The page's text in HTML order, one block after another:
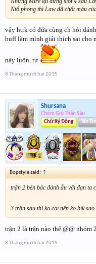
Ntố phong thì Law đã chốt máu
vậy htrk có đứa cùng ch hỏi
buff làm mình giải thích sai cho
này luôn, tự
8 Tháng mười hai 2015
Shursana
Chém Gió Thần Sầu
Chữ Ký Động
Tân
Bopstyle said: ↑
trận 2 bên bác đánh ẫu vãi đạn ta
3 trận sau thì ko coi nên ko bik sao
trận 2 là trận nào thế @@ nhóm
8 Tháng mười hai 2015